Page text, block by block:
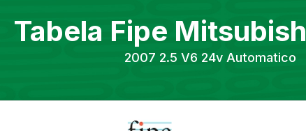
Tabela Fipe
2007 2.5 V6 24v Automatico